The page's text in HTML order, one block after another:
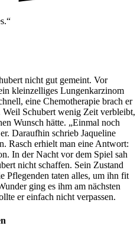
nicht gut gemeint. Vor
kleinzelliges Lungenkarzinom
eine Chemotherapie brach er
Schubert wenig Zeit verbleibt,
Wunsch hätte. „Einmal noch
Daraufhin schrieb Jaqueline
Rasch erhielt man eine Antwort:
In der Nacht vor dem Spiel sah
nicht schaffen. Sein Zustand
Pflegenden taten alles, um ihn fit
ging es ihm am nächsten
er einfach nicht verpassen.